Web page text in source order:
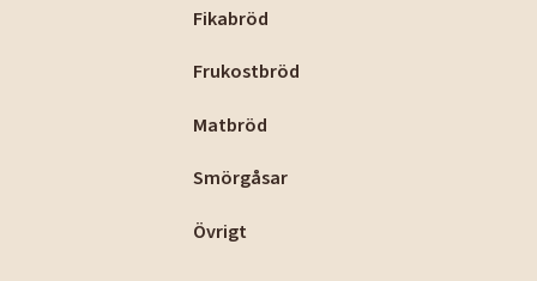
Fikabröd
Frukostbröd
Matbröd
Smörgåsar
Övrigt